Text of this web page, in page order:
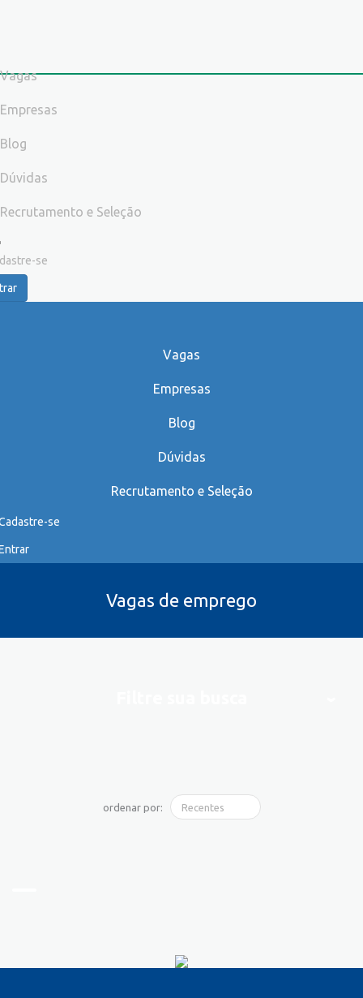
Vagas
Empresas
Blog
Dúvidas
Recrutamento e Seleção
se
Vagas
Empresas
Blog
Dúvidas
Recrutamento e Seleção
se
Vagas de emprego
ordenar por: